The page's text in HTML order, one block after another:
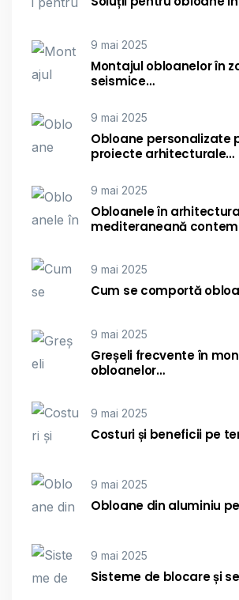
9 mai 2025
Montajul obloanelor în
seismice…
9 mai 2025
Obloane personalizate
proiecte arhitecturale…
9 mai 2025
Obloanele în arhitectura
mediteraneană
9 mai 2025
Cum se comportă
9 mai 2025
Greșeli frecvente în
obloanelor…
9 mai 2025
Costuri și beneficii pe
9 mai 2025
Obloane din aluminiu
9 mai 2025
Sisteme de blocare și